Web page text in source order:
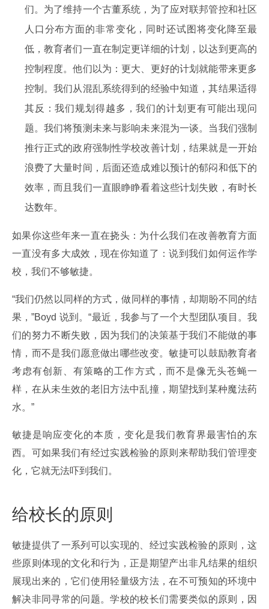
们。为了维持一个古董系统，为了应对联邦管控和社区
人口分布方面的非常变化，同时还试图将变化降至最
低，教育者们一直在制定更详细的计划，以达到更高的
控制程度。他们以为：更大、更好的计划就能带来更多
控制。我们从混乱系统得到的经验中知道，其结果适得
其反：我们规划得越多，我们的计划更有可能出现问
题。我们将预测未来与影响未来混为一谈。当我们强制
推行正式的政府强制性学校改善计划，结果就是一开始
浪费了大量时间，后面还造成难以预计的郁闷和低下的
效率，而且我们一直眼睁睁看着这些计划失败，有时长
达数年。
如果你这些年来一直在挠头：为什么我们在改善教育方面
一直没有多大成效，现在你知道了：说到我们如何运作学
校，我们不够敏捷。
“我们仍然以同样的方式，做同样的事情，却期盼不同的结
果，”Boyd 说到。“最近，我参与了一个大型团队项目。我
们的努力不断失败，因为我们的决策基于我们不能做的事
情，而不是我们愿意做出哪些改变。敏捷可以鼓励教育者
考虑有创新、有策略的工作方式，而不是像无头苍蝇一
样，在从未生效的老旧方法中乱撞，期望找到某种魔法药
水。”
敏捷是响应变化的本质，变化是我们教育界最害怕的东
西。可如果我们有经过实践检验的原则来帮助我们管理变
化，它就无法吓到我们。
给校长的原则
敏捷提供了一系列可以实现的、经过实践检验的原则，这
些原则体现的文化和行为，正是期望产出非凡结果的组织
展现出来的，它们使用轻量级方法，在不可预知的环境中
解决非同寻常的问题。学校的校长们需要类似的原则，因